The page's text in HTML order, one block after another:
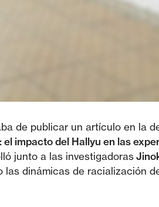
de publicar un artículo en la
el impacto del Hallyu en las
junto a las investigadoras
dinámicas de racialización